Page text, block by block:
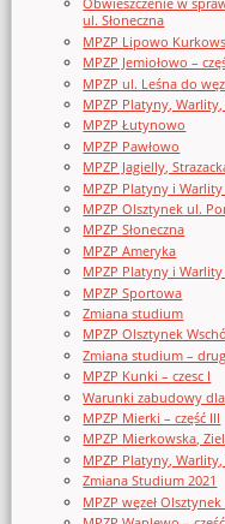
ul. Słoneczna
MPZP Lipowo
MPZP Jemiołowo –
MPZP ul. Leśna do
MPZP Platyny,
MPZP Łutynowo
MPZP Pawłowo
MPZP Jagielly,
MPZP Platyny i Warlity
MPZP Olsztynek ul.
MPZP Słoneczna
MPZP Ameryka
MPZP Platyny i Warlity
MPZP Sportowa
Zmiana studium
MPZP Olsztynek
Zmiana studium –
MPZP Kunki – czesc I
Warunki zabudowy
MPZP Mierki – część III
MPZP Mierkowska,
MPZP Platyny,
Zmiana Studium 2021
MPZP węzeł